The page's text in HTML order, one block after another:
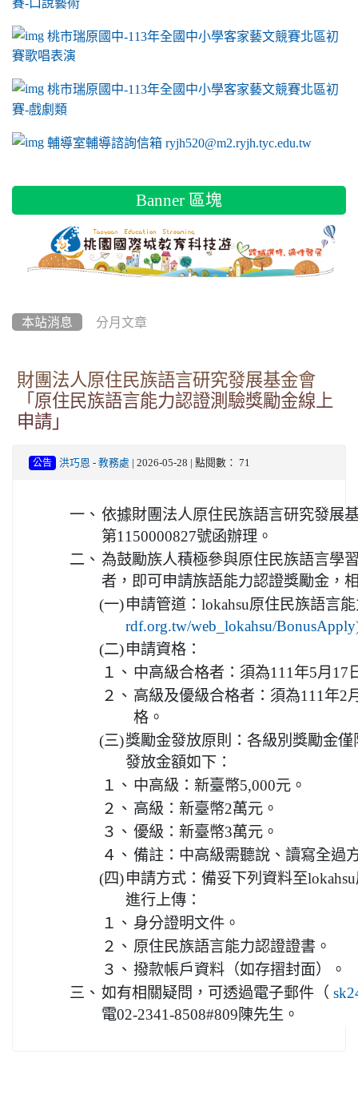
link to https://tyc.entry.edu.tw/NoExamImitate_TL/
桃市瑞原國中-113年全國中小學客家藝文競賽北區初
賽歌唱表演
link to https://tyc.entry.edu.tw/NoExamImitate_TL/
桃市瑞原國中-113年全國中小學客家藝文競賽北區初
賽-戲劇類
link to https://tyc.entry.edu.tw/NoExamImitate_TL/
輔導室輔導諮詢信箱 ryjh520@m2.ryjh.tyc.edu.tw
Banner 區塊
本站消息 分月文章
財團法人原住民族語言研究發展基金會
「原住民族語言能力認證測驗獎勵金線上
申請」
公告 洪巧恩 - 教務處 | 2026-05-28 | 點閱數： 71
一、 依據財團法人原住民族語言研究發展
第1150000827號函辦理。
二、 為鼓勵族人積極參與原住民族語言學
者，即可申請族語能力認證獎勵金，
(一)申請管道：lokahsu原住民族語言
rdf.org.tw/web_lokahsu/
(二)申請資格：
１、 中高級合格者：須為111年5月17
２、 高級及優級合格者：須為111年2
格。
(三)獎勵金發放原則：各級別獎勵金
發放金額如下：
１、 中高級：新臺幣5,000元。
２、 高級：新臺幣2萬元。
３、 優級：新臺幣3萬元。
４、 備註：中高級需聽說、讀寫全過
(四)申請方式：備妥下列資料至
進行上傳：
１、 身分證明文件。
２、 原住民族語言能力認證證書。
３、 撥款帳戶資料（如存摺封面）。
三、 如有相關疑問，可透過電子郵件（
電02-2341-8508#809陳先生。